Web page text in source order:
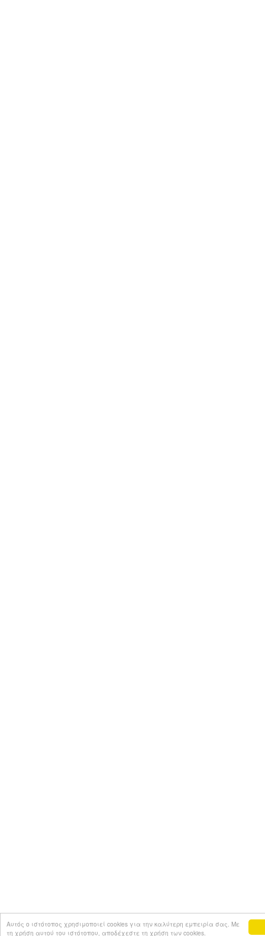
Αυτός ο ιστότοπος χρησιμοποιεί cookies για την καλύτερη εμπειρία σας. Με
τη χρήση αυτού του ιστότοπου, αποδέχεστε τη χρήση των cookies.